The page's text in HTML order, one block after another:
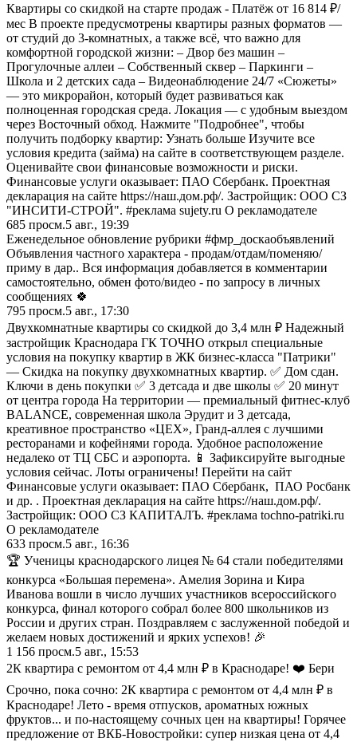
Квартиры со скидкой на старте продаж - Платёж от 16 814 ₽/
мес В проекте предусмотрены квартиры разных форматов —
от студий до 3-комнатных, а также всё, что важно для
комфортной городской жизни: – Двор без машин –
Прогулочные аллеи – Собственный сквер – Паркинги –
Школа и 2 детских сада – Видеонаблюдение 24/7 «Сюжеты»
— это микрорайон, который будет развиваться как
полноценная городская среда. Локация — с удобным выездом
через Восточный обход. Нажмите "Подробнее", чтобы
получить подборку квартир: Узнать больше Изучите все
условия кредита (займа) на сайте в соответствующем разделе.
Оценивайте свои финансовые возможности и риски.
Финансовые услуги оказывает: ПАО Сбербанк. Проектная
декларация на сайте https://наш.дом.рф/. Застройщик: ООО СЗ
"ИНСИТИ-СТРОЙ". #реклама sujety.ru О рекламодателе
685 просм.5 авг., 19:39
Еженедельное обновление рубрики #фмр_доскаобъявлений
Объявления частного характера - продам/отдам/поменяю/
приму в дар.. Вся информация добавляется в комментарии
самостоятельно, обмен фото/видео - по запросу в личных
сообщениях 🍀
795 просм.5 авг., 17:30
Двухкомнатные квартиры со скидкой до 3,4 млн ₽ Надежный
застройщик Краснодара ГК ТОЧНО открыл специальные
условия на покупку квартир в ЖК бизнес-класса "Патрики"
— Скидка на покупку двухкомнатных квартир. ✅ Дом сдан.
Ключи в день покупки ✅ 3 детсада и две школы ✅ 20 минут
от центра города На территории — премиальный фитнес-клуб
BALANCE, современная школа Эрудит и 3 детсада,
креативное пространство «ЦЕХ», Гранд-аллея с лучшими
ресторанами и кофейнями города. Удобное расположение
недалеко от ТЦ СБС и аэропорта. 📱 Зафиксируйте выгодные
условия сейчас. Лоты ограничены! Перейти на сайт
Финансовые услуги оказывает: ПАО Сбербанк, ПАО Росбанк
и др. . Проектная декларация на сайте https://наш.дом.рф/.
Застройщик: ООО СЗ КАПИТАЛЪ. #реклама tochno-patriki.ru
О рекламодателе
633 просм.5 авг., 16:36
🏆 Ученицы краснодарского лицея № 64 стали победителями
конкурса «Большая перемена». Амелия Зорина и Кира
Иванова вошли в число лучших участников всероссийского
конкурса, финал которого собрал более 800 школьников из
России и других стран. Поздравляем с заслуженной победой и
желаем новых достижений и ярких успехов! 🎉
1 156 просм.5 авг., 15:53
2К квартира с ремонтом от 4,4 млн ₽ в Краснодаре! ❤️ Бери
Срочно, пока сочно: 2К квартира с ремонтом от 4,4 млн ₽ в
Краснодаре! Лето - время отпусков, ароматных южных
фруктов... и по-настоящему сочных цен на квартиры! Горячее
предложение от ВКБ-Новостройки: супер низкая цена от 4,4